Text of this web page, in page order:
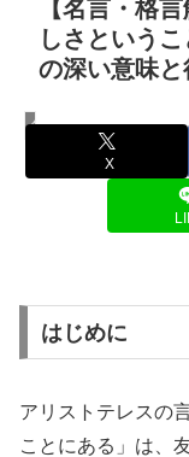
【名言・格
しさという
の深い意味と
名言・格言
X
はじめに
アリストテレスの
ことにある」は、